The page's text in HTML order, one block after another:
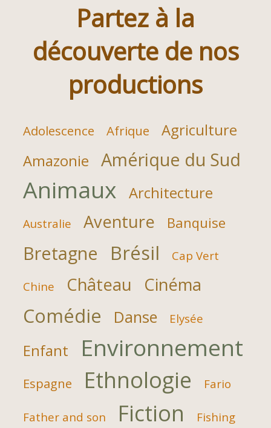
Partez à la
découverte de nos
productions
Adolescence Afrique
Agriculture
Amazonie
Amérique du Sud
Animaux Architecture
Australie Aventure Banquise
Bretagne Brésil Cap Vert
Chine Château Cinéma
Comédie Danse Elysée
Enfant Environnement
Espagne Ethnologie Fario
Father and son Fiction
Fishing